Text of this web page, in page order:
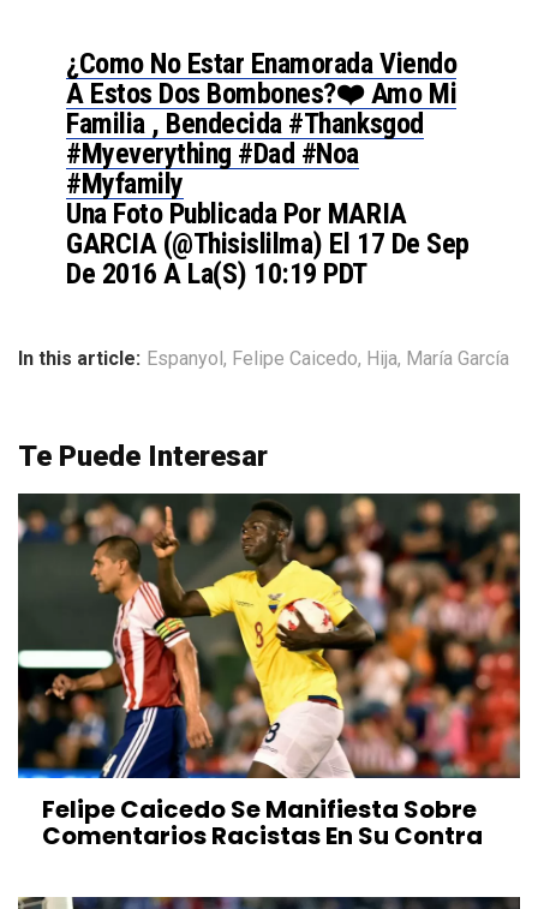
¿Como No Estar Enamorada Viendo
A Estos Dos Bombones?❤️ Amo Mi
Familia , Bendecida #thanksgod
#myeverything #dad #noa
#myfamily
Una Foto Publicada Por MARIA
GARCIA (@thisislilma) El 17 De Sep
De 2016 A La(s) 10:19 PDT
In this article: Espanyol , Felipe Caicedo, Hija, María García
Te Puede Interesar
Felipe Caicedo Se Manifiesta Sobre
Comentarios Racistas En Su Contra